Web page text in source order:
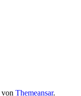
von Themeansar.